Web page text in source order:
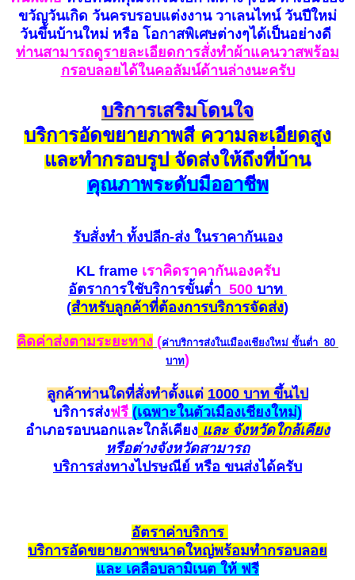
ขวัญวันเกิด วันครบรอบแต่งงาน วาเลนไทน์ วันปีใหม่
วันขึ้นบ้านใหม่ หรือ โอกาสพิเศษต่างๆได้เป็นอย่างดี
ท่านสามารถดูรายละเอียดการสั่งทำผ้าแคนวาสพร้อม
กรอบลอยได้ในคอลัมน์ด้านล่างนะครับ
บริการเสริมโดนใจ
บริการอัดขยายภาพสี ความละเอียดสูง
และทำกรอบรูป จัดส่งให้ถึงที่บ้าน
คุณภาพระดับมืออาชีพ
รับสั่งทำ ทั้งปลีก-ส่ง ในราคากันเอง
KL frame เราคิดราคากันเองครับ
อัตราการใชับริการขั้นต่ำ 500 บาท
(สำหรับลูกค้าที่ต้องการบริการจัดส่ง)
คิดค่าส่งตามระยะทาง (ค่าบริการส่งในเมืองเชียงใหม่ ขั้นต่ำ 80
บาท)
ลูกค้าท่านใดที่สั่งทำตั้งแต่ 1000 บาท ขึ้นไป
บริการส่งฟรี (เฉพาะในตัวเมืองเชียงใหม่)
อำเภอรอบนอกและใกล้เคียง และ จังหวัดใกล้เคียง
หรือต่างจังหวัดสามารถ
บริการส่งทางไปรษณีย์ หรือ ขนส่งได้ครับ
อัตราค่าบริการ
บริการอัดขยายภาพขนาดใหญ่พร้อมทำกรอบลอย
และ เคลือบลามิเนต ให้ ฟรี